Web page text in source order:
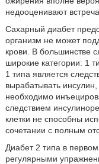
недооценивают
Сахарный диабет
организм не может
крови. В большинстве
широкие категории: 1
1 типа является
вырабатывать
необходимо
следствием
клетки не способны
сочетании с полным
Диабет 2 типа в
регулярными